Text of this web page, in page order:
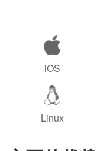
iOS
Linux